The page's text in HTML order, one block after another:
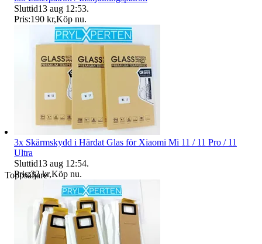
Toppsäljare
Sluttid13 aug 12:53.
Pris:190 kr,Köp nu.
3x Skärmskydd i Härdat Glas för Xiaomi Mi 11 / 11 Pro / 11
Ultra
Sluttid13 aug 12:54.
Pris:32 kr,Köp nu.